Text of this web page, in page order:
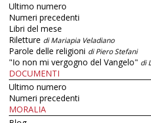
Ultimo numero
Numeri precedenti
Libri del mese
Riletture di Mariapia Veladiano
Parole delle religioni di Piero Stefani
"Io non mi vergogno del Vangelo" di
DOCUMENTI
Ultimo numero
Numeri precedenti
MORALIA